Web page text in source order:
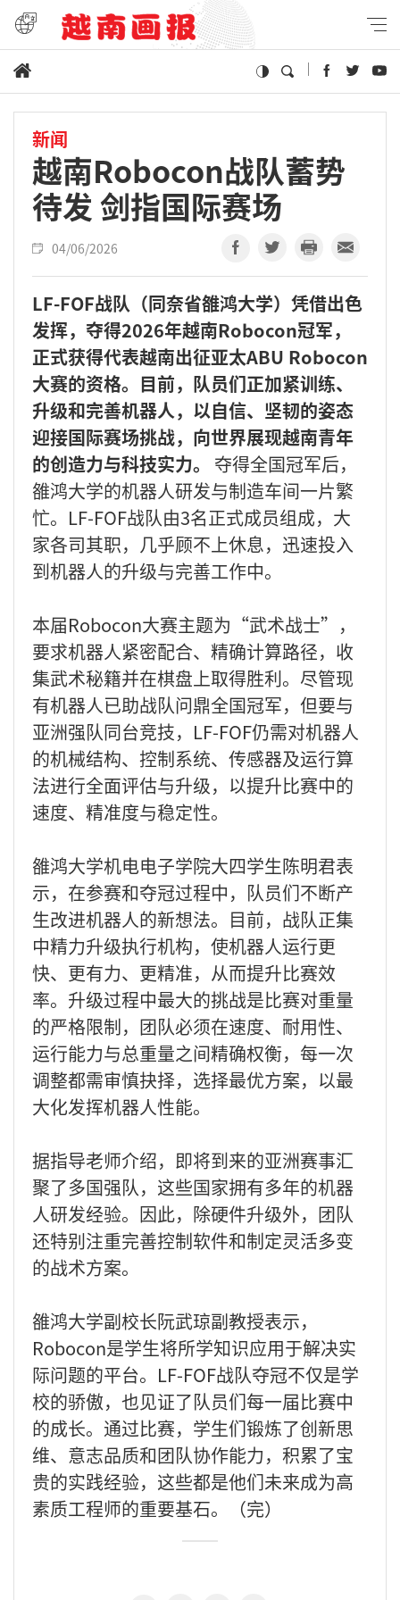
新闻
越南Robocon战队蓄势
待发 剑指国际赛场
04/06/2026
LF-FOF战队（同奈省雒鸿大学）凭借出色
发挥，夺得2026年越南Robocon冠军，
正式获得代表越南出征亚太ABU Robocon
大赛的资格。目前，队员们正加紧训练、
升级和完善机器人，以自信、坚韧的姿态
迎接国际赛场挑战，向世界展现越南青年
的创造力与科技实力。
夺得全国冠军后，
雒鸿大学的机器人研发与制造车间一片繁
忙。LF-FOF战队由3名正式成员组成，大
家各司其职，几乎顾不上休息，迅速投入
到机器人的升级与完善工作中。
本届Robocon大赛主题为“武术战士”，
要求机器人紧密配合、精确计算路径，收
集武术秘籍并在棋盘上取得胜利。尽管现
有机器人已助战队问鼎全国冠军，但要与
亚洲强队同台竞技，LF-FOF仍需对机器人
的机械结构、控制系统、传感器及运行算
法进行全面评估与升级，以提升比赛中的
速度、精准度与稳定性。
雒鸿大学机电电子学院大四学生陈明君表
示，在参赛和夺冠过程中，队员们不断产
生改进机器人的新想法。目前，战队正集
中精力升级执行机构，使机器人运行更
快、更有力、更精准，从而提升比赛效
率。升级过程中最大的挑战是比赛对重量
的严格限制，团队必须在速度、耐用性、
运行能力与总重量之间精确权衡，每一次
调整都需审慎抉择，选择最优方案，以最
大化发挥机器人性能。
据指导老师介绍，即将到来的亚洲赛事汇
聚了多国强队，这些国家拥有多年的机器
人研发经验。因此，除硬件升级外，团队
还特别注重完善控制软件和制定灵活多变
的战术方案。
雒鸿大学副校长阮武琼副教授表示，
Robocon是学生将所学知识应用于解决实
际问题的平台。LF-FOF战队夺冠不仅是学
校的骄傲，也见证了队员们每一届比赛中
的成长。通过比赛，学生们锻炼了创新思
维、意志品质和团队协作能力，积累了宝
贵的实践经验，这些都是他们未来成为高
素质工程师的重要基石。（完）